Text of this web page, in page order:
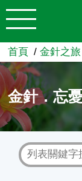
跳到主要內容
農業知
首頁 金針之旅
金針．忘